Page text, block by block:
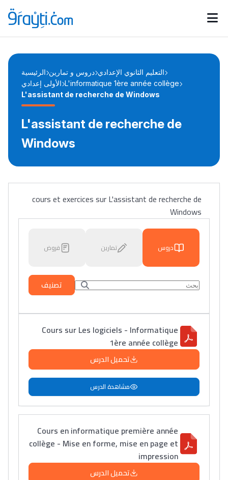
Catégories
d'actualités
Annonces bourses
الرئيسية دروس و تمارين التعليم الثانوي الإعدادي
الأولى إعدادي L'informatique 1ère année collège
L'assistant de recherche de Windows
L'assistant de recherche de
Windows
cours et exercices sur L'assistant de recherche de
Windows
دروس تمارين فروض
تصنيف
Cours sur Les logiciels - Informatique
1ère année collège
تحميل الدرس
مشاهدة الدرس
Cours en informatique première année
collège - Mise en forme, mise en page et
impression
تحميل الدرس